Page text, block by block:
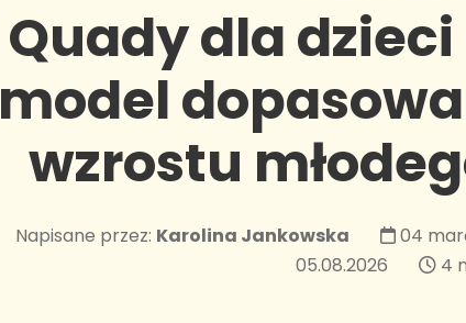
Quady dla
model
wzrostu
Napisane przez: Karolina Jankowska 04
05.08.2026
4